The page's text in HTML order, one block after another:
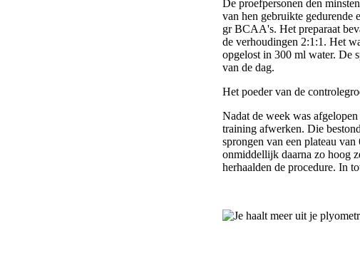
De proefpersonen den
van hen gebruikte gedurende
gr BCAA's. Het preparaat
de verhoudingen 2:1:1. Het
opgelost in 300 ml water. De
van de dag.
Het poeder van de
Nadat de week was
training afwerken. Die
sprongen van een plateau
onmiddellijk daarna zo hoog
herhaalden de procedure. In